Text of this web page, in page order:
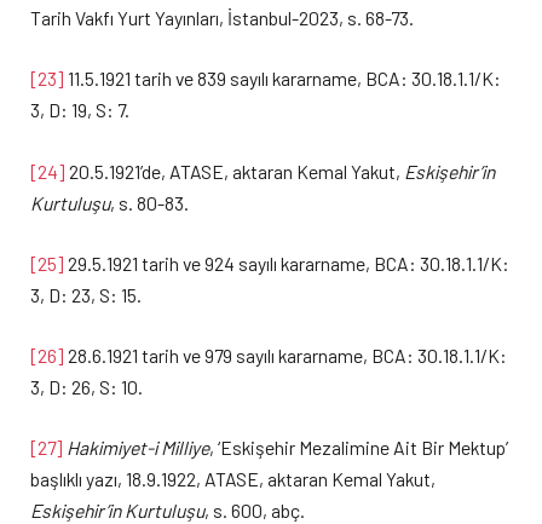
Tarih Vakfı Yurt Yayınları, İstanbul-2023, s. 68-73.
[23] 11.5.1921 tarih ve 839 sayılı kararname, BCA: 30.18.1.1/K:
3, D: 19, S: 7.
[24] 20.5.1921’de, ATASE, aktaran Kemal Yakut, Eskişehir’in
Kurtuluşu, s. 80-83.
[25] 29.5.1921 tarih ve 924 sayılı kararname, BCA: 30.18.1.1/K:
3, D: 23, S: 15.
[26] 28.6.1921 tarih ve 979 sayılı kararname, BCA: 30.18.1.1/K:
3, D: 26, S: 10.
[27] Hakimiyet-i Milliye, ‘Eskişehir Mezalimine Ait Bir Mektup’
başlıklı yazı, 18.9.1922, ATASE, aktaran Kemal Yakut,
Eskişehir’in Kurtuluşu, s. 600, abç.